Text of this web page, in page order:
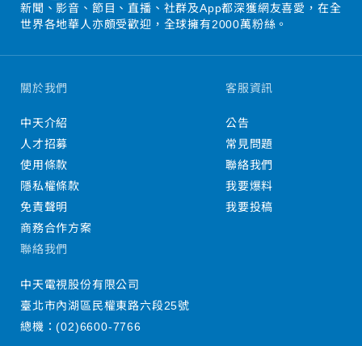
新聞、影音、節目、直播、社群及App都深獲網友喜愛，在全
世界各地華人亦頗受歡迎，全球擁有2000萬粉絲。
關於我們
中天介紹
人才招募
使用條款
隱私權條款
免責聲明
商務合作方案
客服資訊
公告
常見問題
聯絡我們
我要爆料
我要投稿
聯絡我們
中天電視股份有限公司
臺北市內湖區民權東路六段25號
總機：(02)6600-7766